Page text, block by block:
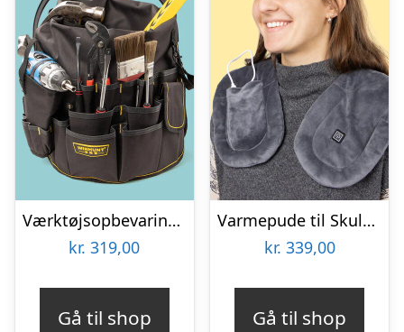
Værktøjsopbevaring til spand
kr. 319,00
Gå til shop
Varmepude til Skuldre og Ryg – Zenkuru
kr. 339,00
Gå til shop